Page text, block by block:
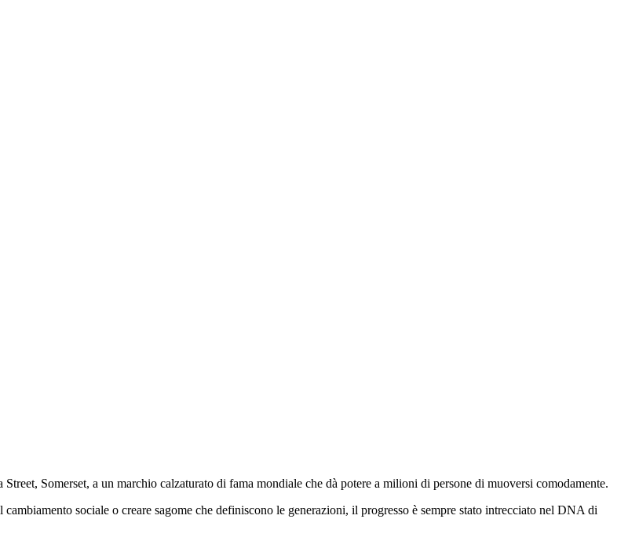
Somerset, a un marchio calzaturato di fama mondiale che dà potere a milioni di persone di muoversi comodamente.
sociale o creare sagome che definiscono le generazioni, il progresso è sempre stato intrecciato nel DNA di